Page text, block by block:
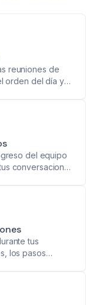
reuniones de
orden del día y
del equipo
conversaciones
tus
los pasos